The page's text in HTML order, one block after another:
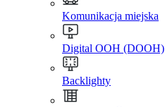
Komunikacja miejska
Digital OOH (DOOH)
Backlighty